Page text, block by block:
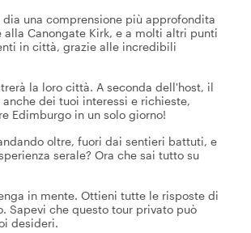
una comprensione più approfondita
Canongate Kirk, e a molti altri punti
in città, grazie alle incredibili
la loro città. A seconda dell'host, il
dei tuoi interessi e richieste,
Edimburgo in un solo giorno!
oltre, fuori dai sentieri battuti, e
serale? Ora che sai tutto su
in mente. Ottieni tutte le risposte di
Sapevi che questo tour privato può
desideri.